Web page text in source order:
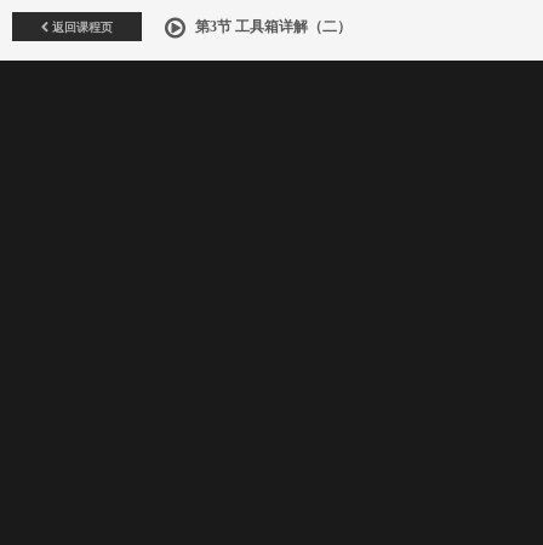
返回课程页 第3节 工具箱详解（二）